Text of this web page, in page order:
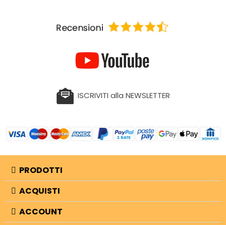
ISCRIVITI alla NEWSLETTER
PRODOTTI
ACQUISTI
ACCOUNT